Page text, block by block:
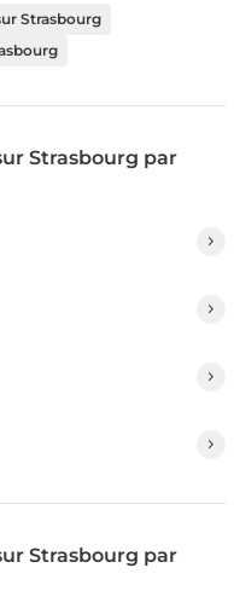
Strasbourg
Strasbourg par
Strasbourg par